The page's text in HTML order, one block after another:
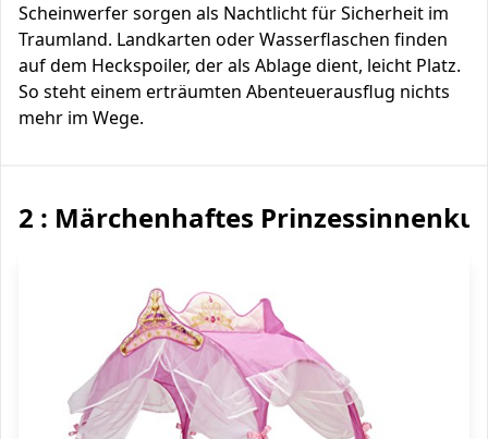
Scheinwerfer sorgen als Nachtlicht für Sicherheit im
Traumland. Landkarten oder Wasserflaschen finden
auf dem Heckspoiler, der als Ablage dient, leicht Platz.
So steht einem erträumten Abenteuerausflug nichts
mehr im Wege.
2 : Märchenhaftes